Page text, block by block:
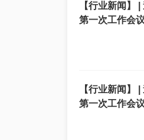
【行业新闻】
第一次工作会议
【行业新闻】
第一次工作会议